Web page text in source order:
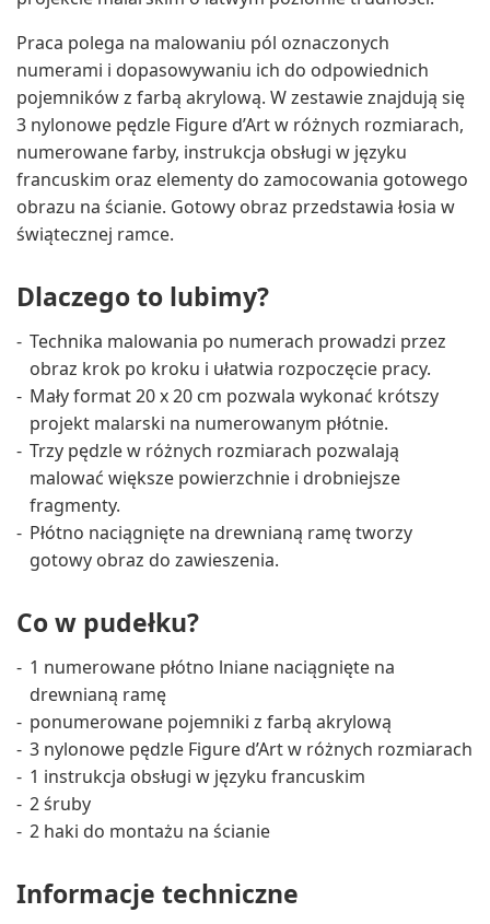
Praca polega na malowaniu pól oznaczonych
numerami i dopasowywaniu ich do odpowiednich
pojemników z farbą akrylową. W zestawie znajdują się
3 nylonowe pędzle Figure d’Art w różnych rozmiarach,
numerowane farby, instrukcja obsługi w języku
francuskim oraz elementy do zamocowania gotowego
obrazu na ścianie. Gotowy obraz przedstawia łosia w
świątecznej ramce.
Dlaczego to lubimy?
Technika malowania po numerach prowadzi przez
obraz krok po kroku i ułatwia rozpoczęcie pracy.
Mały format 20 x 20 cm pozwala wykonać krótszy
projekt malarski na numerowanym płótnie.
Trzy pędzle w różnych rozmiarach pozwalają
malować większe powierzchnie i drobniejsze
fragmenty.
Płótno naciągnięte na drewnianą ramę tworzy
gotowy obraz do zawieszenia.
Co w pudełku?
1 numerowane płótno lniane naciągnięte na
drewnianą ramę
ponumerowane pojemniki z farbą akrylową
3 nylonowe pędzle Figure d’Art w różnych rozmiarach
1 instrukcja obsługi w języku francuskim
2 śruby
2 haki do montażu na ścianie
Informacje techniczne